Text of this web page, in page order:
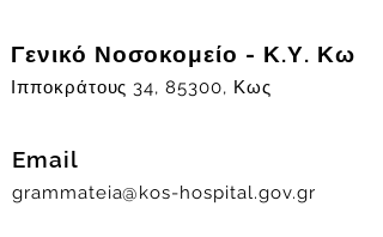
Γενικό Νοσοκομείο - Κ.Υ. Κω
Ιπποκράτους 34, 85300, Κως
Email
grammateia@kos-hospital.gov.gr